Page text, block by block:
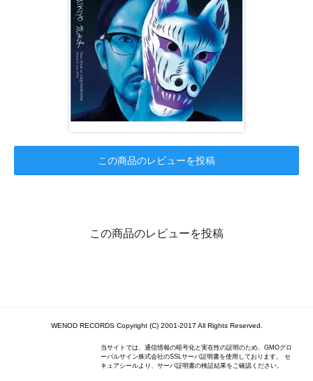
この商品のレビューを投稿
この商品のレビューを投稿
WENOD RECORDS Copyright (C) 2001-2017 All Rights Reserved.
当サイトでは、通信情報の暗号化と実在性の証明のため、GMOグロ
ーバルサイン株式会社のSSLサーバ証明書を使用しております。 セ
キュアシールより、サーバ証明書の検証結果をご確認ください。